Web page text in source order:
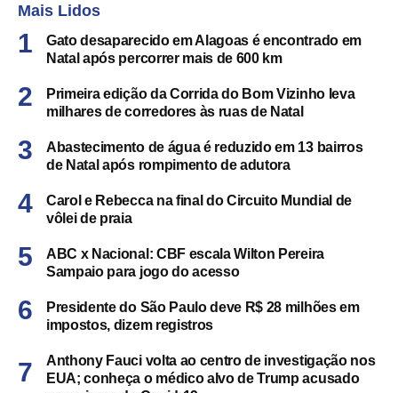
Mais Lidos
Gato desaparecido em Alagoas é encontrado em
Natal após percorrer mais de 600 km
Primeira edição da Corrida do Bom Vizinho leva
milhares de corredores às ruas de Natal
Abastecimento de água é reduzido em 13 bairros
de Natal após rompimento de adutora
Carol e Rebecca na final do Circuito Mundial de
vôlei de praia
ABC x Nacional: CBF escala Wilton Pereira
Sampaio para jogo do acesso
Presidente do São Paulo deve R$ 28 milhões em
impostos, dizem registros
Anthony Fauci volta ao centro de investigação nos
EUA; conheça o médico alvo de Trump acusado